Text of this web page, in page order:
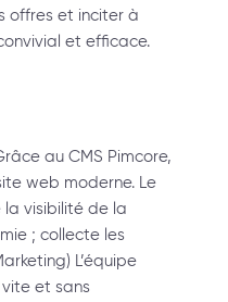
offres et inciter à
et efficace.
au CMS Pimcore,
web moderne. Le
la visibilité de la
; collecte les
L’équipe
et sans